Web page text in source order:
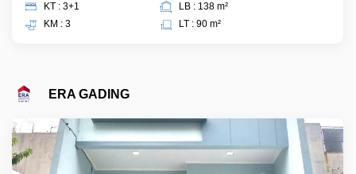
KT : 3+1
KM : 3
LB : 138 m²
LT : 90 m²
ERA GADING